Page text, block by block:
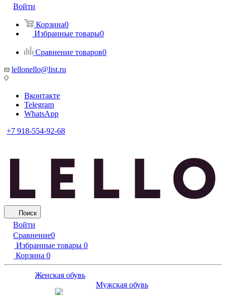
Войти
Корзина0
Избранные товары0
Сравнение товаров0
lellonello@list.ru
Вконтакте
Telegram
WhatsApp
+7 918-554-92-68
Поиск
Войти
Сравнение0
Избранные товары 0
Корзина 0
Женская обувь
Мужская обувь